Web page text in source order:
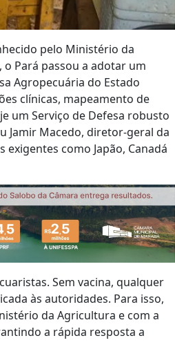
pelo Ministério da
Pará passou a adotar um
Agropecuária do Estado
clínicas, mapeamento de
um Serviço de Defesa robusto
Jamir Macedo, diretor-geral da
como Japão, Canadá
Sem vacina, qualquer
às autoridades. Para isso,
da Agricultura e com a
a rápida resposta a